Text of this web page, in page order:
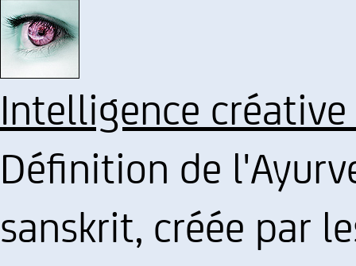
Intelligence
Définition de
sanskrit, créée par